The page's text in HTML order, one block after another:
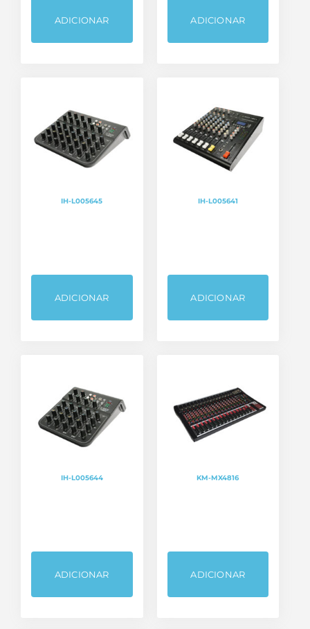
ADICIONAR ADICIONAR
IH-L005645
ADICIONAR
IH-L005641
ADICIONAR
IH-L005644
ADICIONAR
KM-MX4816
ADICIONAR